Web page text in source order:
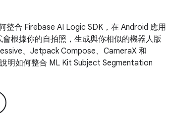
整合 Firebase AI Logic SDK，在 Android 應用
根據你的自拍照，生成與你相似的機器人版
、Jetpack Compose、CameraX 和
明如何整合 ML Kit Subject Segmentation